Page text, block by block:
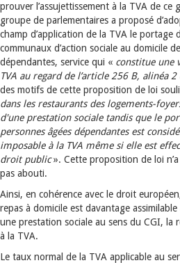
prouver l’assujettissement à la TVA de ce
groupe de parlementaires a proposé
champ d’application de la TVA le portage
communaux d’action sociale au domicile
dépendantes, service qui « constitue une
TVA au regard de l’article 256 B, alinéa 2
des motifs de cette proposition de loi
dans les restaurants des logements-
d'une prestation sociale tandis que le
personnes âgées dépendantes est
imposable à la TVA même si elle est
droit public». Cette proposition de loi
pas abouti.
Ainsi, en cohérence avec le droit
repas à domicile est davantage
une prestation sociale au sens du CGI, la
à la TVA.
Le taux normal de la TVA applicable au